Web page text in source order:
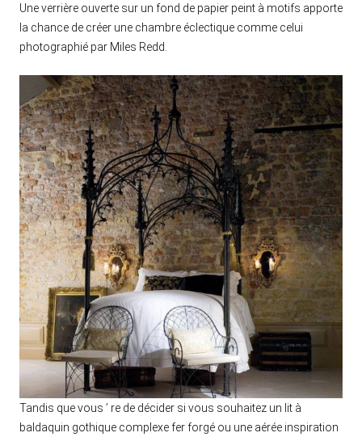
Une verrière ouverte sur un fond de papier peint à motifs apporte
la chance de créer une chambre éclectique comme celui
photographié par Miles Redd.
Tandis que vous ’ re de décider si vous souhaitez un lit à
baldaquin gothique complexe fer forgé ou une aérée inspiration